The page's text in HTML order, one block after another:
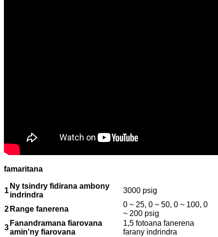
famaritana
1
Ny tsindry fidirana ambony
indrindra
3000 psig
2 Range fanerena
0 ~ 25, 0 ~ 50, 0 ~ 100, 0
~ 200 psig
3
Fanandramana fiarovana
amin'ny fiarovana
1,5 fotoana fanerena
farany indrindra